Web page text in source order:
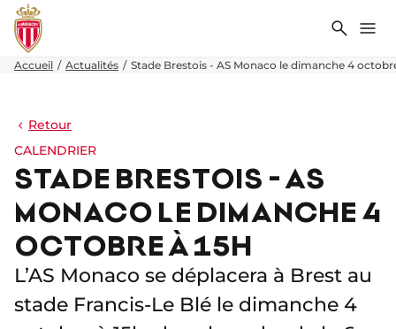
Accueil Actualités Stade Brestois - AS Monaco le dimanche 4
Retour
CALENDRIER
STADE BRESTOIS - AS
MONACO LE DIMANCHE 4
OCTOBRE À 15H
L’AS Monaco se déplacera à Brest au
stade Francis-Le Blé le dimanche 4